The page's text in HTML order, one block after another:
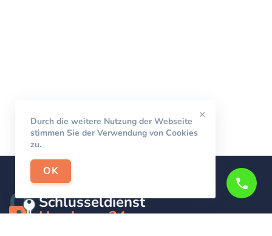
×
Durch die weitere Nutzung der Webseite
stimmen Sie der Verwendung von Cookies
zu.
OK
Schlüsseldienst
Hamburg-24